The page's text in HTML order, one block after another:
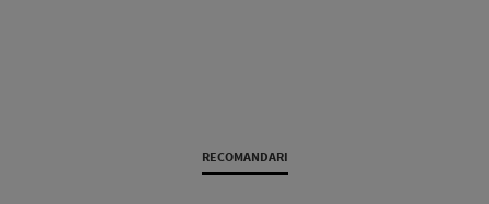
RECOMANDARI